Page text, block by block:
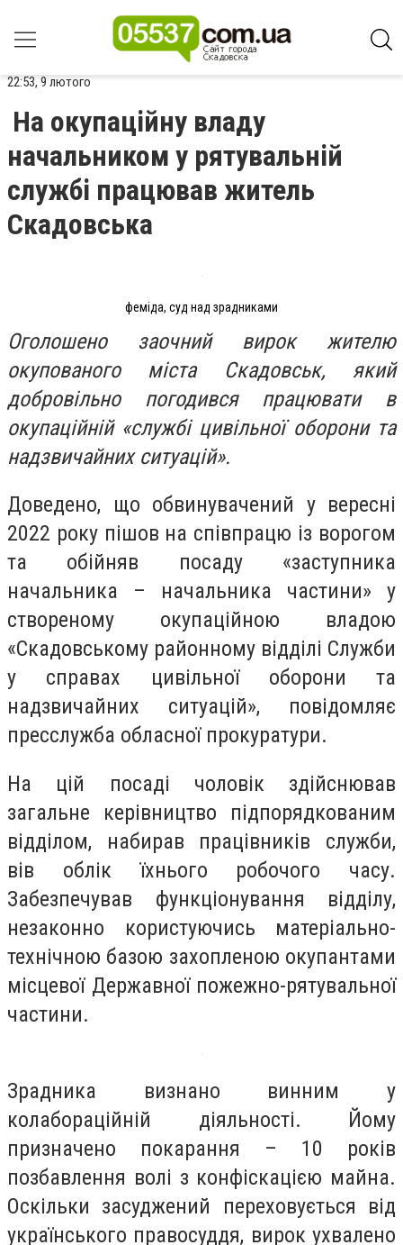
22:53, 9 лютого
На окупаційну владу
начальником у рятувальній
службі працював житель
Скадовська
феміда, суд над зрадниками
Оголошено заочний вирок жителю
окупованого міста Скадовськ, який
добровільно погодився працювати в
окупаційній «службі цивільної оборони та
надзвичайних ситуацій».
Доведено, що обвинувачений у вересні
2022 року пішов на співпрацю із ворогом
та обійняв посаду «заступника
начальника – начальника частини» у
створеному окупаційною владою
«Скадовському районному відділі Служби
у справах цивільної оборони та
надзвичайних ситуацій», повідомляє
пресслужба обласної прокуратури.
На цій посаді чоловік здійснював
загальне керівництво підпорядкованим
відділом, набирав працівників служби,
вів облік їхнього робочого часу.
Забезпечував функціонування відділу,
незаконно користуючись матеріально-
технічною базою захопленою окупантами
місцевої Державної пожежно-рятувальної
частини.
Зрадника визнано винним у
колабораційній діяльності. Йому
призначено покарання – 10 років
позбавлення волі з конфіскацією майна.
Оскільки засуджений переховується від
українського правосуддя, вирок ухвалено